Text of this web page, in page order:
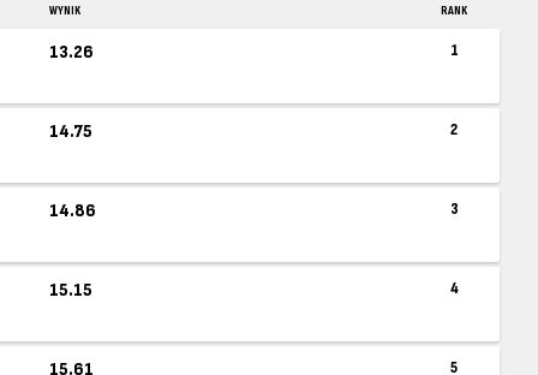
WYNIK RANK
13.26 1
14.75 2
14.86 3
15.15 4
15.61 5